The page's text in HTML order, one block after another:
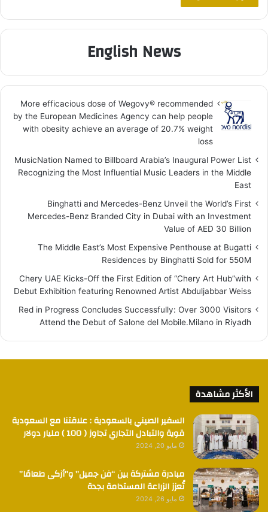
English News
More efficacious dose of Wegovy®️ recommended
by the European Medicines Agency can help people
with obesity achieve an average of 20.7% weight
loss
MusicNation Named to Billboard Arabia’s Inaugural Power List
Recognizing the Most Influential Music Leaders in the Middle
East
Binghatti and Mercedes-Benz Unveil the World’s First
Mercedes-Benz Branded City in Dubai with an Investment
Value of AED 30 Billion
The Middle East’s Most Expensive Penthouse at Bugatti
Residences by Binghatti Sold for 550M
Chery UAE Kicks-Off the First Edition of “Chery Art Hub”with
Debut Exhibition featuring Renowned Artist Abduljabbar Weiss
Red in Progress Concludes Successfully: Over 3000 Visitors
Attend the Debut of Salone del Mobile.Milano in Riyadh
الأكثر مشاهدة
السفير الصيني بالسعودية : علاقتنا مع السعودية
قوية والتبادل التجاري تجاوز ( 100 ) مليار دولار
مايو 20, 2024
مبادرة مشتركة بين “فن جميل” و”أزكى طعامًا”
تُعزز الزراعة المستدامة بجدة
مايو 26, 2024